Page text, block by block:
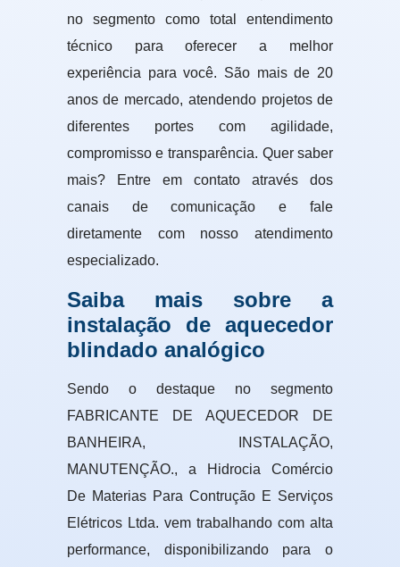
no segmento como total entendimento
técnico para oferecer a melhor
experiência para você. São mais de 20
anos de mercado, atendendo projetos de
diferentes portes com agilidade,
compromisso e transparência. Quer saber
mais? Entre em contato através dos
canais de comunicação e fale
diretamente com nosso atendimento
especializado.
Saiba mais sobre a
instalação de aquecedor
blindado analógico
Sendo o destaque no segmento
FABRICANTE DE AQUECEDOR DE
BANHEIRA, INSTALAÇÃO,
MANUTENÇÃO., a Hidrocia Comércio
De Materias Para Contrução E Serviços
Elétricos Ltda. vem trabalhando com alta
performance, disponibilizando para o